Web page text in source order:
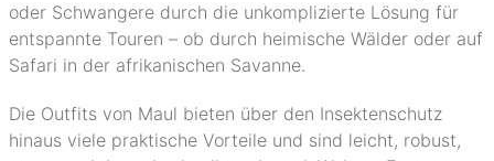
oder Schwangere durch die unkomplizierte Lösung für
entspannte Touren – ob durch heimische Wälder oder auf
Safari in der afrikanischen Savanne.
Die Outfits von Maul bieten über den Insektenschutz
hinaus viele praktische Vorteile und sind leicht, robust,